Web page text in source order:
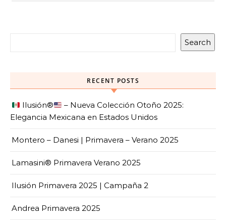
Search
RECENT POSTS
Ilusión®️
– Nueva Colección Otoño 2025:
Elegancia Mexicana en Estados Unidos
Montero – Danesi | Primavera – Verano 2025
Lamasini® Primavera Verano 2025
Ilusión Primavera 2025 | Campaña 2
Andrea Primavera 2025